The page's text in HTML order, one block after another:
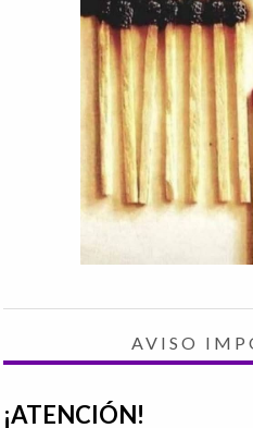
AVISO
¡ATENCIÓN!